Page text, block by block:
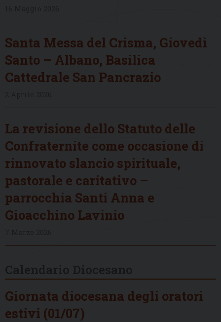
Santa Messa del Crisma, Giovedì
Santo – Albano, Basilica
Cattedrale San Pancrazio
La revisione dello Statuto delle
Confraternite come occasione di
rinnovato slancio spirituale,
pastorale e caritativo –
parrocchia Santi Anna e
Gioacchino Lavinio
Giornata diocesana degli oratori
estivi (01/07)